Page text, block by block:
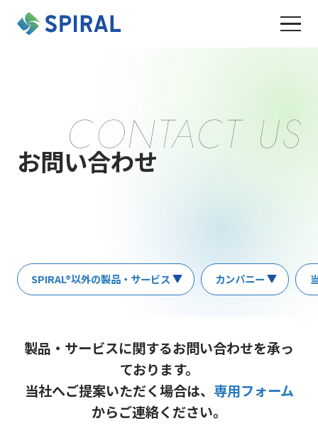
お問い合わせ
SPIRAL®以外の製品・サービス カンパニー
製品・サービスに関するお問い合わせを承っ
ております。
当社へご提案いただく場合は、 専用フォーム
からご連絡ください。